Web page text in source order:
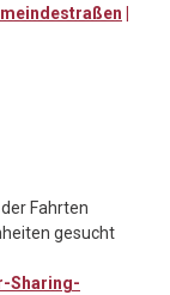
Fahrten
gesucht
Sharing-